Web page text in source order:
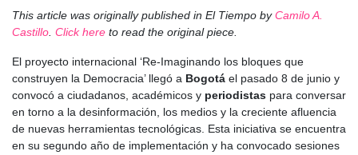
This article was originally published in El Tiempo byCamilo A.
Castillo. Click here to read the original piece.
El proyecto internacional ‘Re-Imaginando los bloques que
construyen la Democracia’ llegó a Bogotá el pasado 8 de junio y
convocó a ciudadanos, académicos y periodistas para conversar
en torno a la desinformación, los medios y la creciente afluencia
de nuevas herramientas tecnológicas. Esta iniciativa se encuentra
en su segundo año de implementación y ha convocado sesiones